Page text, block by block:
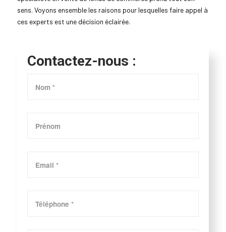
sens. Voyons ensemble les raisons pour lesquelles faire appel à
ces experts est une décision éclairée.
Contactez-nous :